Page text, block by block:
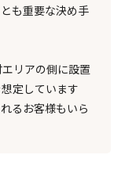
も重要な決め手
リアの側に設置
定しています
るお客様もいら